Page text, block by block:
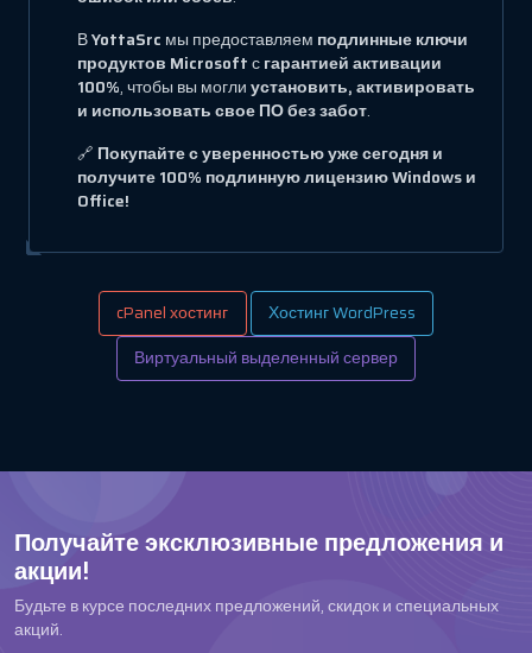
ВYottaSrc мы предоставляем подлинные ключи
продуктов Microsoftсгарантией активации
100%, чтобы вы моглиустановить, активировать
и использовать свое ПО без забот.
🔗 Покупайте с уверенностью уже сегодня и
получите 100% подлинную лицензию Windows и
Office!
cPanel хостинг
Хостинг WordPress
Виртуальный выделенный сервер
Получайте эксклюзивные предложения и
акции!
Будьте в курсе последних предложений, скидок и специальных
акций.